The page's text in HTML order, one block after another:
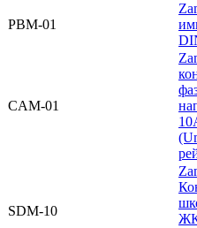
PBM-01
CAM-01
SDM-10
ЖК